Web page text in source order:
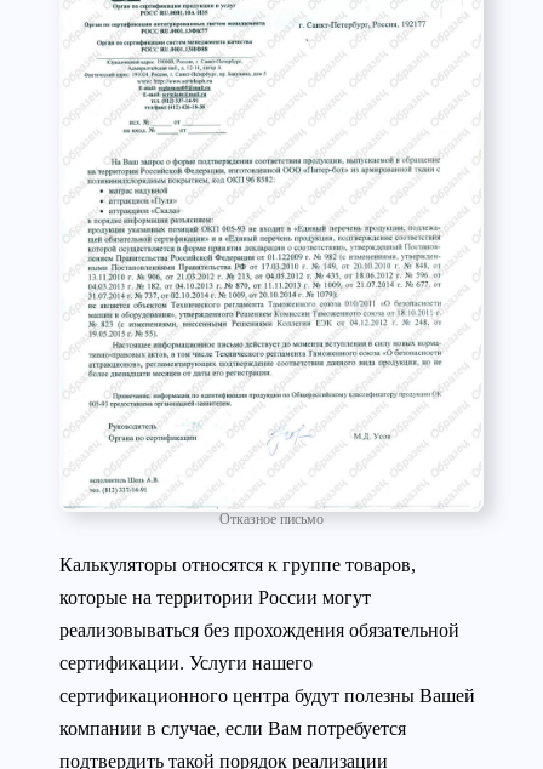
Отказное письмо
Калькуляторы относятся к группе товаров,
которые на территории России могут
реализовываться без прохождения обязательной
сертификации. Услуги нашего
сертификационного центра будут полезны Вашей
компании в случае, если Вам потребуется
подтвердить такой порядок реализации